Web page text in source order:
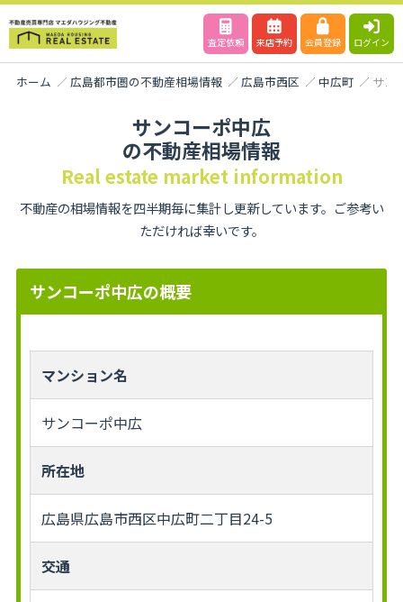
査定依頼 来店予約 会員登録 ログイン
ホーム 広島都市圏の不動産相場情報 広島市西区 中広町 サン
サンコーポ中広
の不動産相場情報
Real estate market information
不動産の相場情報を四半期毎に集計し更新しています。ご参考い
ただければ幸いです。
サンコーポ中広の概要
マンション名
サンコーポ中広
所在地
広島県広島市西区中広町二丁目24-5
交通